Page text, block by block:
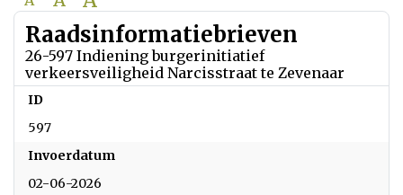
Raadsinformatiebrieven
26-597 Indiening burgerinitiatief
verkeersveiligheid Narcisstraat te Zevenaar
ID
597
Invoerdatum
02-06-2026